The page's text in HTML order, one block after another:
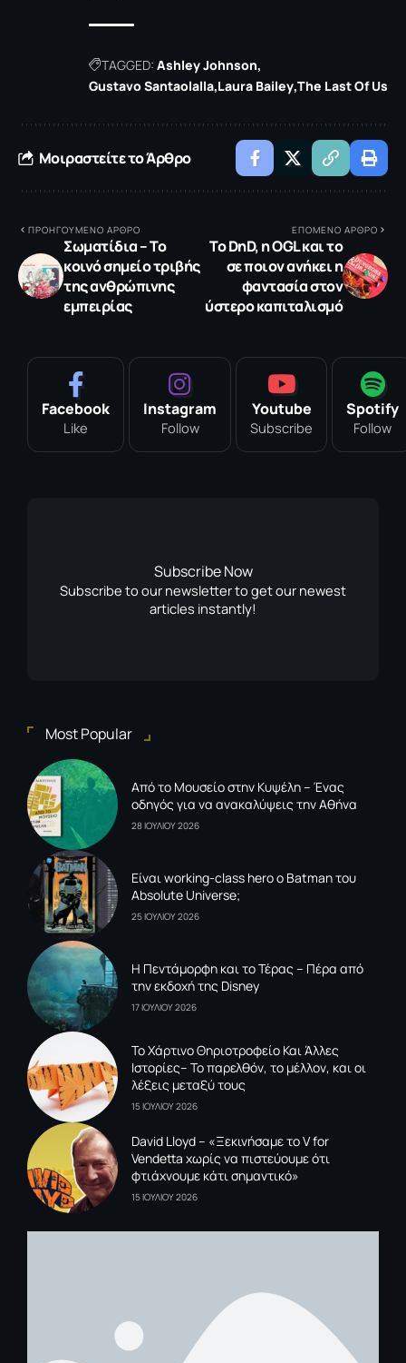
TAGGED: Ashley Johnson
Gustavo Santaolalla Laura Bailey The Last Of Us
Μοιραστείτε το Άρθρο
ΠΡΟΗΓΟΥΜΕΝΟ ΑΡΘΡΟ
Σωματίδια – Το
κοινό σημείο τριβής
της ανθρώπινης
εμπειρίας
ΕΠΟΜΕΝΟ ΑΡΘΡΟ
To DnD, η OGL και το
σε ποιον ανήκει η
φαντασία στον
ύστερο καπιταλισμό
Facebook
Like
Instagram
Follow
Youtube
Subscribe
Spotify
Follow
Subscribe Now
Subscribe to our newsletter to get our newest
articles instantly!
Most Popular
Από το Μουσείο στην Κυψέλη – Ένας
οδηγός για να ανακαλύψεις την Αθήνα
28 ΙΟΥΛΙΟΥ 2026
Είναι working-class hero ο Batman του
Absolute Universe;
25 ΙΟΥΛΙΟΥ 2026
Η Πεντάμορφη και το Τέρας – Πέρα από
την εκδοχή της Disney
17 ΙΟΥΛΙΟΥ 2026
To Xάρτινο Θηριοτροφείο Και Άλλες
Ιστορίες– Το παρελθόν, το μέλλον, και οι
λέξεις μεταξύ τους
15 ΙΟΥΛΙΟΥ 2026
David Lloyd – «Ξεκινήσαμε το V for
Vendetta χωρίς να πιστεύουμε ότι
φτιάχνουμε κάτι σημαντικό»
15 ΙΟΥΛΙΟΥ 2026